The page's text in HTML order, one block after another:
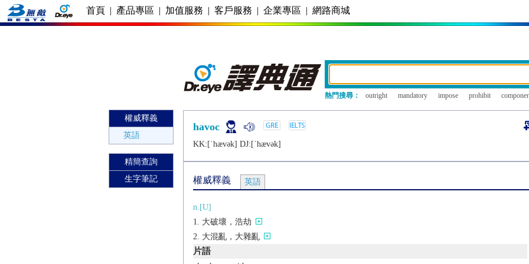
首頁 | 產品專區 | 加值服務 | 客戶服務 | 企業專區 | 網路商城
熱門搜尋： outright mandatory impose prohibit
權威釋義
英語
精簡查詢
生字筆記
havoc
KK:[ˈhævǝk] DJ:[ˈhævǝk]
權威釋義 英語
n.[U]
大破壞，浩劫
大混亂，大雜亂
片語